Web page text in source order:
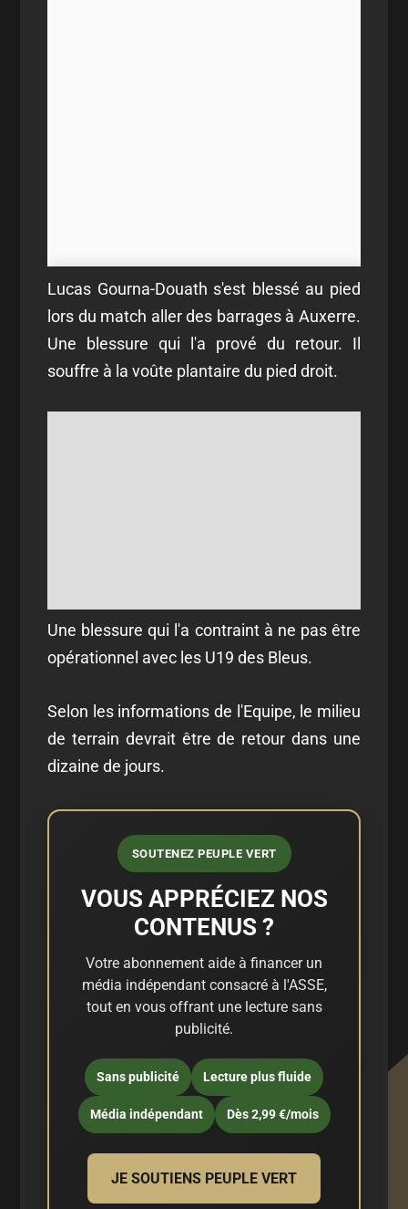
Lucas Gourna-Douath s'est blessé au pied
lors du match aller des barrages à Auxerre.
Une blessure qui l'a prové du retour. Il
souffre à la voûte plantaire du pied droit.
Une blessure qui l'a contraint à ne pas être
opérationnel avec les U19 des Bleus.
Selon les informations de l'Equipe, le milieu
de terrain devrait être de retour dans une
dizaine de jours.
SOUTENEZ PEUPLE VERT
VOUS APPRÉCIEZ NOS
CONTENUS ?
Votre abonnement aide à financer un
média indépendant consacré à l'ASSE,
tout en vous offrant une lecture sans
publicité.
Sans publicité Lecture plus fluide
Média indépendant Dès 2,99 €/mois
JE SOUTIENS PEUPLE VERT